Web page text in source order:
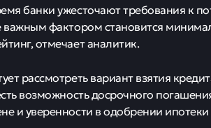
банки ужесточают требования к
важным фактором становится
отмечает аналитик.
рассмотреть вариант взятия
возможность досрочного
и уверенности в одобрении